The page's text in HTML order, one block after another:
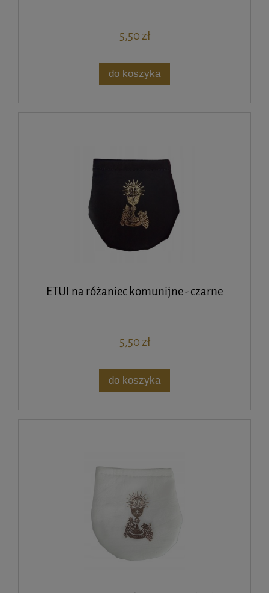
5,50 zł
do koszyka
ETUI na różaniec komunijne - czarne
5,50 zł
do koszyka